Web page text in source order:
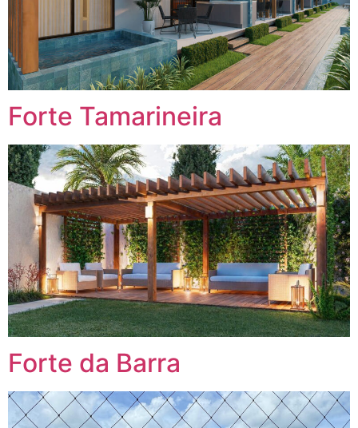
Forte Tamarineira
Forte da Barra